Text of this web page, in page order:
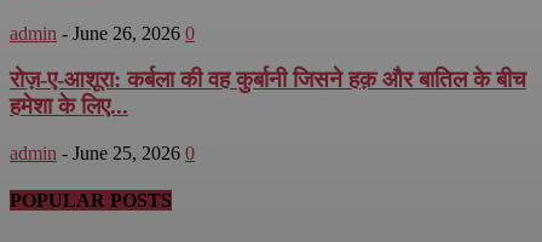
admin - June 26, 2026 0
रोज़-ए-आशूरा: कर्बला की वह कुर्बानी जिसने हक़ और बातिल के बीच
हमेशा के लिए...
admin - June 25, 2026 0
POPULAR POSTS